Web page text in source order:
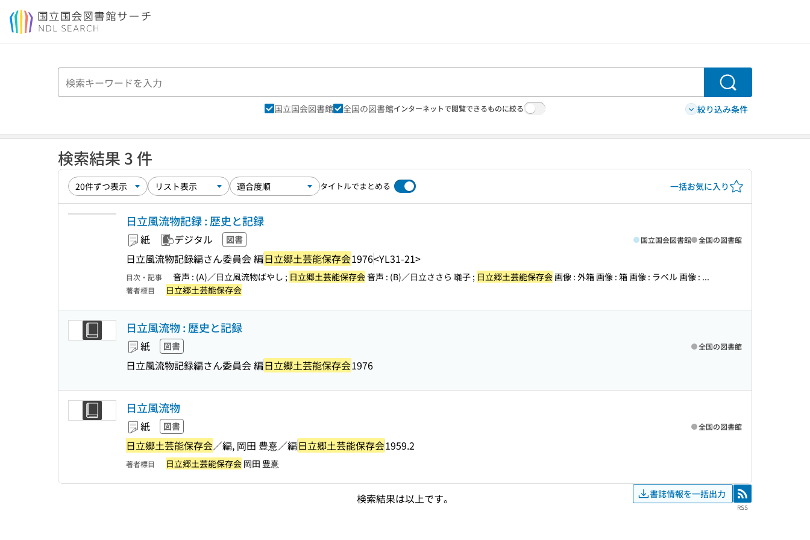
本文へ移動
検索
国立国会図書館 全国の図書館インターネットで閲覧できるものに絞る 絞り込み条件
検索結果 3 件
タイトルでまとめる 一括お気に入り
日立風流物記録 : 歴史と記録
紙 デジタル 図書
日立風流物記録編さん委員会 編日立郷土芸能保存会1976<YL31-21>
国立国会図書館 全国の図書館
目次・記事 音声 : (A)／日立風流物ばやし ; 日立郷土芸能保存会音声 : (B)／日立ささら 囃子 ; 日立郷土芸能保存会画像 : 外箱 画像 : 箱 画像 : ラベル 画像 : ...
著者標目 日立郷土芸能保存会
日立風流物 : 歴史と記録
紙 図書
日立風流物記録編さん委員会 編日立郷土芸能保存会1976
全国の図書館
日立風流物
紙 図書
日立郷土芸能保存会／編, 岡田 豊憙／編日立郷土芸能保存会1959.2
全国の図書館
著者標目 日立郷土芸能保存会 岡田 豊憙
検索結果は以上です。 書誌情報を一括出力 RSS
RSS